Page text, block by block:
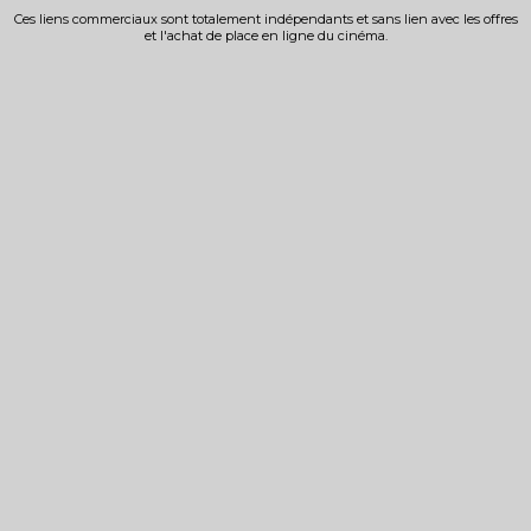
Ces liens commerciaux sont totalement indépendants et sans lien avec les offres
et l'achat de place en ligne du cinéma.